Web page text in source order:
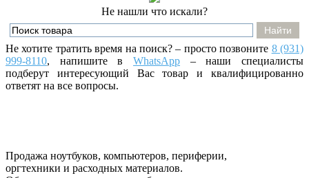
Не нашли что искали?
Не хотите тратить время на поиск? – просто позвоните 8 (931)
999-8110, напишитевWhatsApp – наши специалисты
подберут интересующий Вас товар и квалифицированно
ответят на все вопросы.
Продажа ноутбуков, компьютеров, периферии,
оргтехники и расходных материалов.